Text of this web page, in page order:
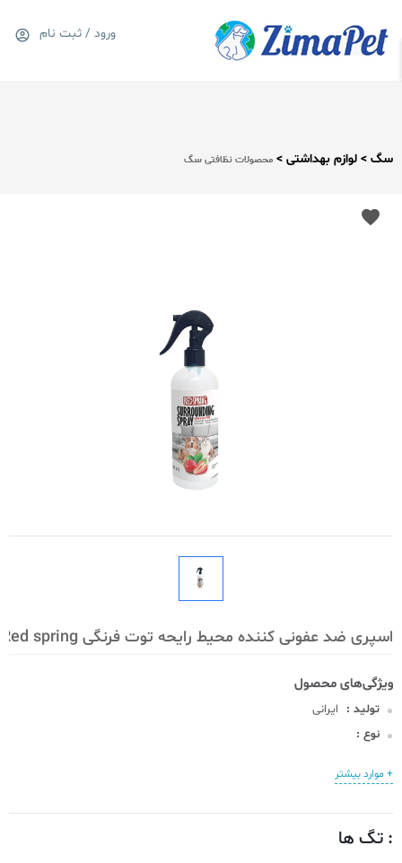
ورود / ثبت نام
سگ > لوازم بهداشتی > محصولات نظافتی سگ
اسپری ضد عفونی کننده محیط رایحه توت فرنگی Red spring
تولید :
ایرانی
نوع :
+ موارد بیشتر
: تگ ها